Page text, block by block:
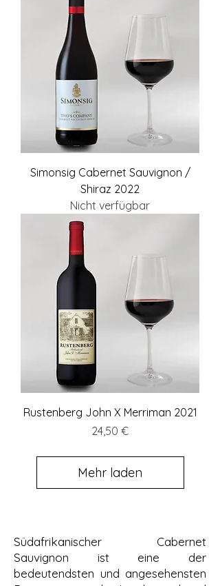
Simonsig Cabernet Sauvignon /
Shiraz 2022
Nicht verfügbar
Rustenberg John X Merriman 2021
Preis
24,50 €
Mehr laden
Südafrikanischer Cabernet
Sauvignon ist eine der
bedeutendsten und angesehensten